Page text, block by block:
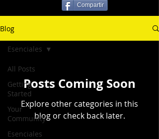
Compartir
Blog
All Posts
Getting
Started
Your
Community
Esenciales
Esenciales
Posts Coming Soon
Explore other categories in this
blog or check back later.